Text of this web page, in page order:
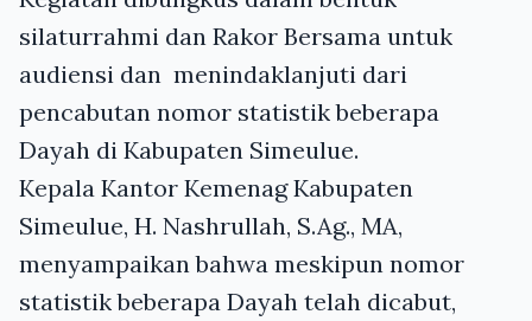
silaturrahmi dan Rakor Bersama untuk
audiensi dan menindaklanjuti dari
pencabutan nomor statistik beberapa
Dayah di Kabupaten Simeulue.
Kepala Kantor Kemenag Kabupaten
Simeulue, H. Nashrullah, S.Ag., MA,
menyampaikan bahwa meskipun nomor
statistik beberapa Dayah telah dicabut,